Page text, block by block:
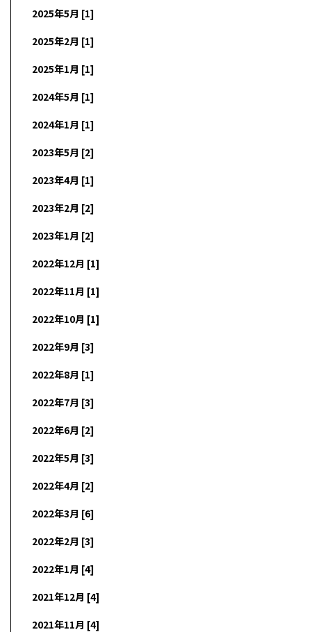
2025年5月 [1]
2025年2月 [1]
2025年1月 [1]
2024年5月 [1]
2024年1月 [1]
2023年5月 [2]
2023年4月 [1]
2023年2月 [2]
2023年1月 [2]
2022年12月 [1]
2022年11月 [1]
2022年10月 [1]
2022年9月 [3]
2022年8月 [1]
2022年7月 [3]
2022年6月 [2]
2022年5月 [3]
2022年4月 [2]
2022年3月 [6]
2022年2月 [3]
2022年1月 [4]
2021年12月 [4]
2021年11月 [4]